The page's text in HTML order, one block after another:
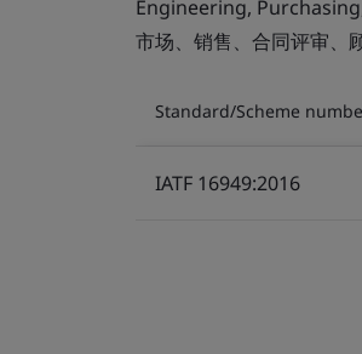
Engineering,
市场、销售、合同评审、
Standard/Scheme
IATF 16949:2016